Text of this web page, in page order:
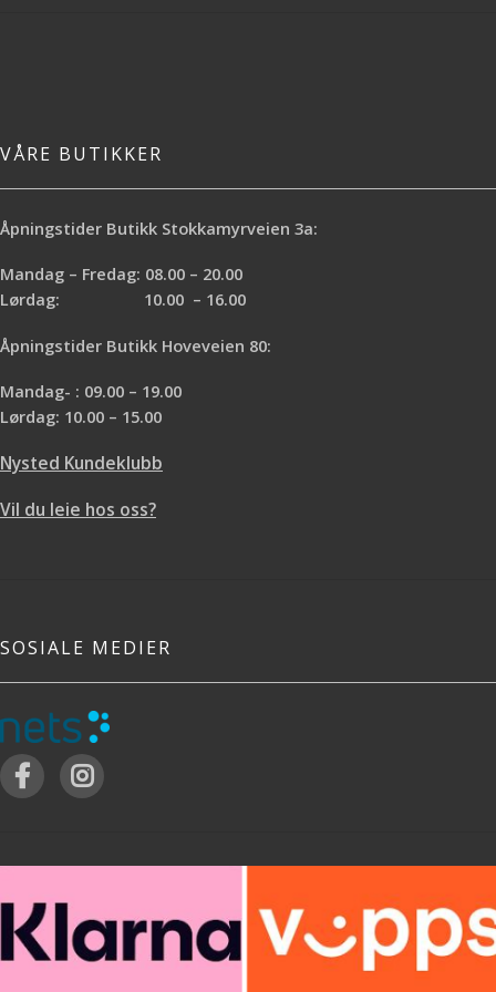
VÅRE BUTIKKER
Åpningstider Butikk Stokkamyrveien 3a:
Mandag – Fredag: 08.00 – 20.00
Lørdag: 10.00 – 16.00
Åpningstider Butikk Hoveveien 80:
Mandag- : 09.00 – 19.00
Lørdag: 10.00 – 15.00
Nysted Kundeklubb
Vil du leie hos oss?
SOSIALE MEDIER